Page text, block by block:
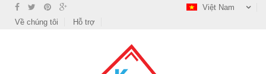
Việt Nam
Về chúng tôi
Hỗ trợ